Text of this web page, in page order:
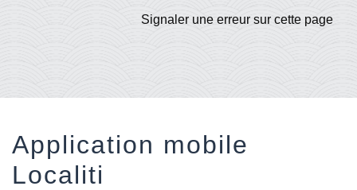
Signaler une erreur sur cette page
Application mobile
Localiti